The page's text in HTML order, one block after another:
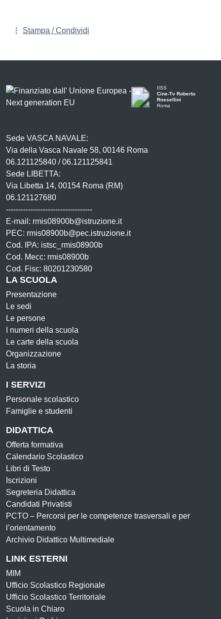
Stampa / Condividi
IISS
Cine-Tv Roberto
Rossellini
Roma
Sede VASCA NAVALE:
Via della Vasca Navale 58, 00146 Roma
06.121125840 / 06.121125841
Sede LIBETTA:
Via Libetta 14, 00154 Roma (RM)
06.121127680
-----------------------------------
E-mail: rmis08900b@istruzione.it
PEC: rmis08900b@pec.istruzione.it
Cod. IPA: istsc_rmis08900b
Cod. Mecc: rmis08900b
Cod. Fisc: 80201230580
LA SCUOLA
Presentazione
Le sedi
Le persone
I numeri della scuola
Le carte della scuola
Organizzazione
La storia
I SERVIZI
Personale scolastico
Famiglie e studenti
DIDATTICA
Offerta formativa
Calendario Scolastico
Libri di Testo
Iscrizioni
Segreteria Didattica
Candidati Privatisti
PCTO – Percorsi per le competenze trasversali e per
l’orientamento
Archivio Didattico Multimediale
LINK ESTERNI
MIM
Ufficio Scolastico Regionale
Ufficio Scolastico Territoriale
Scuola in Chiaro